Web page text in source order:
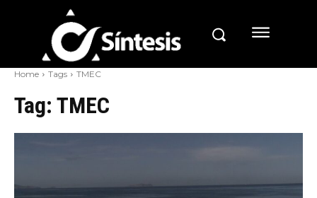
Home Tags TMEC
Tag: TMEC